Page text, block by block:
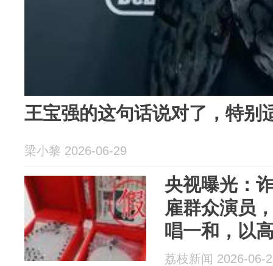
王宝强的这句话说对了，特别
梁小黎 2026-06-29
央视曝光：
雇群众演员
唱一和，以
子诱骗老人
荔枝新闻 2026-06-